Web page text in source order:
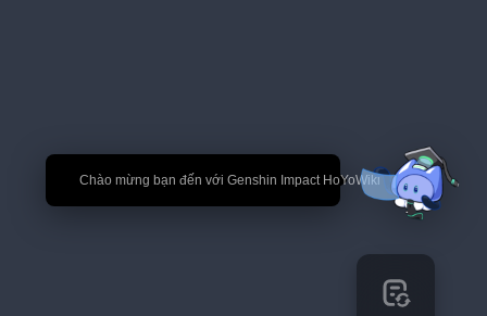
🎉 Chào mừng bạn đến với Genshin Impact HoYoWiki